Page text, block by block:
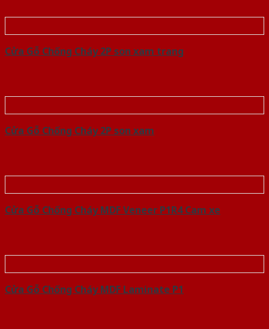
Cửa Gỗ Chống Cháy 2P son xam trang
Cửa Gỗ Chống Cháy 2P son xam
Cửa Gỗ Chống Cháy MDF Veneer P1R4 Cam xe
Cửa Gỗ Chống Cháy MDF Laminate P1